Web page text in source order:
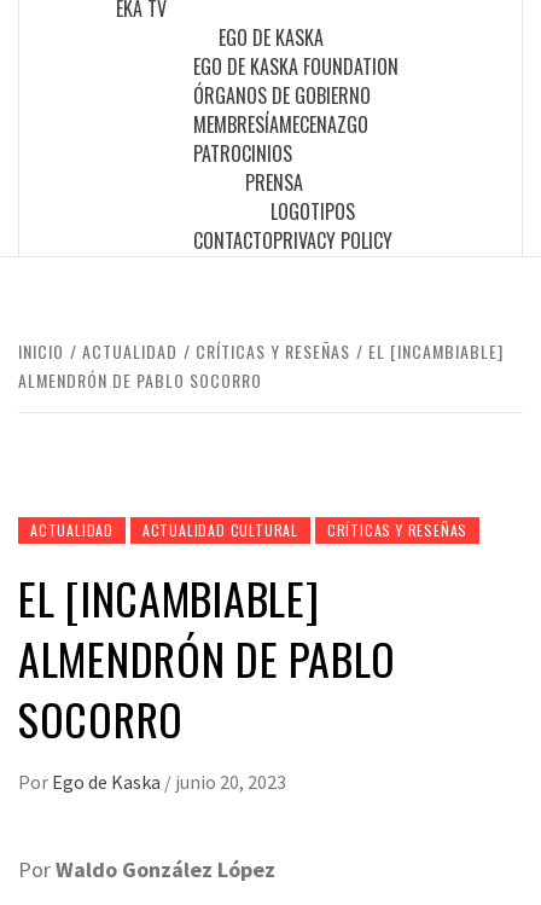
EKA TV
EGO DE KASKA
EGO DE KASKA FOUNDATION
ÓRGANOS DE GOBIERNO
MEMBRESÍAMECENAZGO
PATROCINIOS
PRENSA
LOGOTIPOS
CONTACTOPRIVACY POLICY
INICIO ACTUALIDAD CRÍTICAS Y RESEÑAS
EL [INCAMBIABLE]
ALMENDRÓN DE PABLO SOCORRO
ACTUALIDAD ACTUALIDAD CULTURAL CRÍTICAS Y RESEÑAS
EL [INCAMBIABLE]
ALMENDRÓN DE PABLO
SOCORRO
Por Ego de Kaska / junio 20, 2023
PorWaldo González López